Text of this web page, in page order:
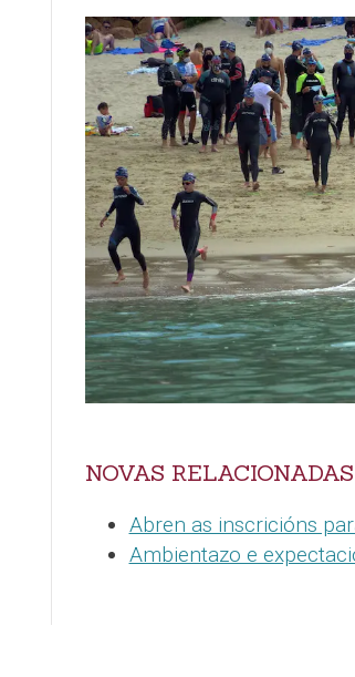
NOVAS RELACIONADAS
Abren as inscricións
Ambientazo e